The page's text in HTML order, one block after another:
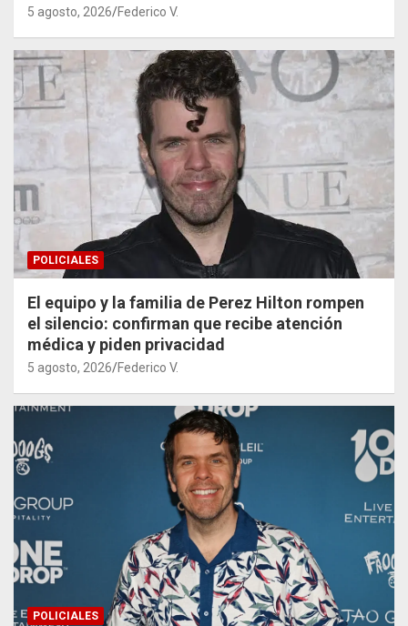
5 agosto, 2026 Federico V.
POLICIALES
El equipo y la familia de Perez Hilton rompen
el silencio: confirman que recibe atención
médica y piden privacidad
5 agosto, 2026 Federico V.
POLICIALES